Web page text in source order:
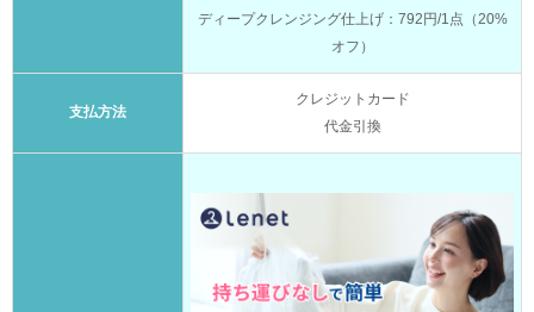
ディープクレンジング仕上げ：792円/1点（20%
オフ）
支払方法
クレジットカード
代金引換